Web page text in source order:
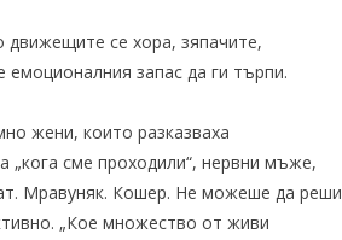
се хора, зяпачите,
запас да ги търпи.
жени, които разказваха
„кога сме проходили“, нервни мъже,
Мравуняк. Кошер. Не можеше да реши
„Кое множество от живи